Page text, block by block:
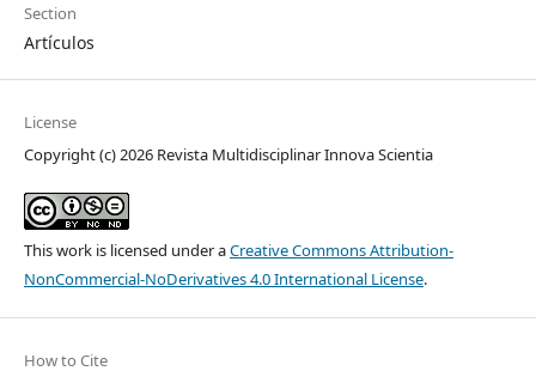
Section
Artículos
License
Copyright (c) 2026 Revista Multidisciplinar Innova Scientia
This work is licensed under aCreative Commons Attribution-
NonCommercial-NoDerivatives 4.0 International License.
How to Cite